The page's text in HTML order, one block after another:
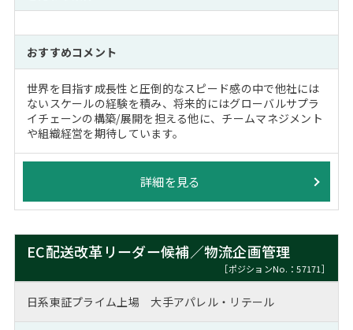
おすすめコメント
世界を目指す成長性と圧倒的なスピード感の中で他社には
ないスケールの経験を積み、将来的にはグローバルサプラ
イチェーンの構築/展開を担える他に、チームマネジメント
や組織経営を期待しています。
詳細を見る
EC配送改革リーダー候補／物流企画管理
［ポジションNo.：57171］
日系東証プライム上場 大手アパレル・リテール